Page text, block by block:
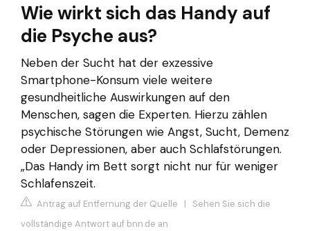
Wie wirkt sich das Handy auf
die Psyche aus?
Neben der Sucht hat der exzessive
Smartphone-Konsum viele weitere
gesundheitliche Auswirkungen auf den
Menschen, sagen die Experten. Hierzu zählen
psychische Störungen wie Angst, Sucht, Demenz
oder Depressionen, aber auch Schlafstörungen.
„Das Handy im Bett sorgt nicht nur für weniger
Schlafenszeit.
Antrag auf Entfernung der Quelle | Sehen Sie sich die
vollständige Antwort auf bnn.de an